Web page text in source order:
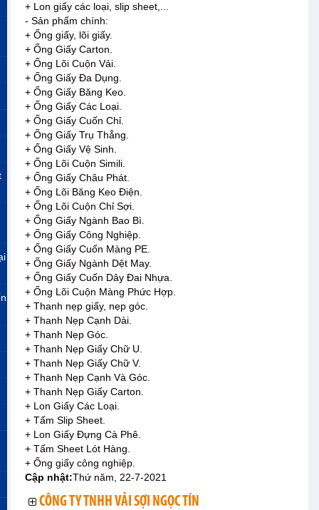
+ Lon giấy các loại, slip sheet,...
- Sản phẩm chính:
+ Ống giấy, lõi giấy.
+ Ống Giấy Carton.
+ Ống Lõi Cuộn Vải.
+ Ống Giấy Đa Dụng.
+ Ống Giấy Băng Keo.
+ Ống Giấy Các Loại.
+ Ống Giấy Cuốn Chỉ.
+ Ống Giấy Trụ Thẳng.
+ Ống Giấy Vệ Sinh.
+ Ống Lõi Cuộn Simili.
+ Ống Giấy Châu Phát.
+ Ống Lõi Băng Keo Điện.
+ Ống Lõi Cuộn Chỉ Sợi.
+ Ống Giấy Ngành Bao Bì.
+ Ống Giấy Công Nghiệp.
+ Ống Giấy Cuốn Màng PE.
+ Ống Giấy Ngành Dệt May.
+ Ống Giấy Cuốn Dây Đai Nhựa.
+ Ống Lõi Cuộn Màng Phức Hợp.
+ Thanh nẹp giấy, nẹp góc.
+ Thanh Nẹp Cạnh Dài.
+ Thanh Nẹp Góc.
+ Thanh Nẹp Giấy Chữ U.
+ Thanh Nẹp Giấy Chữ V.
+ Thanh Nẹp Cạnh Và Góc.
+ Thanh Nẹp Giấy Carton.
+ Lon Giấy Các Loại.
+ Tấm Slip Sheet.
+ Lon Giấy Đựng Cà Phê.
+ Tấm Sheet Lót Hàng.
+ Ống giấy công nghiệp.
Cập nhật:Thứ năm, 22-7-2021
CÔNG TY TNHH VẢI SỢI NGỌC TÍN